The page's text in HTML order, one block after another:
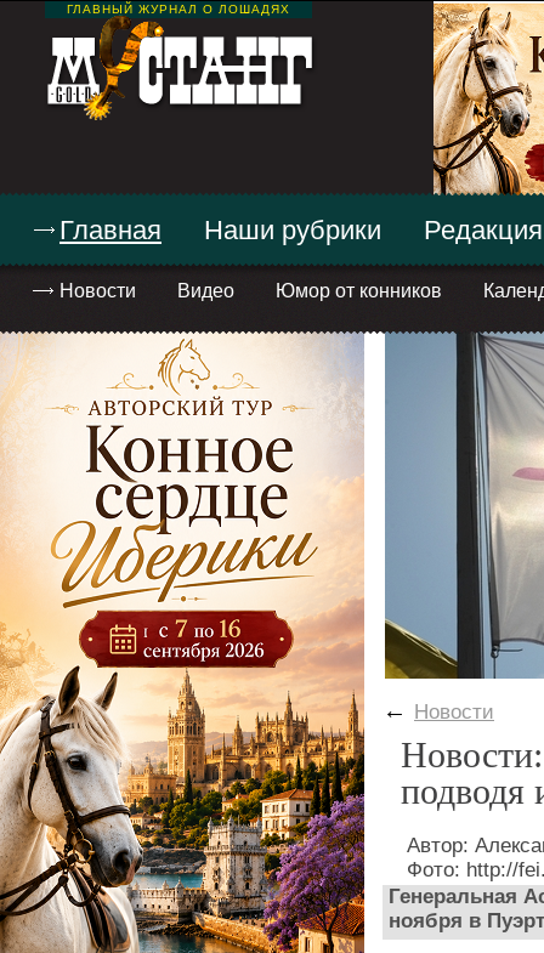
ГЛАВНЫЙ ЖУРНАЛ О ЛОШАДЯХ
Главная
Новости Видео Юмор от конников
Наши рубрики Редакция
← Новости
подводя
Автор:
Фото: http://
Генеральная
ноября в